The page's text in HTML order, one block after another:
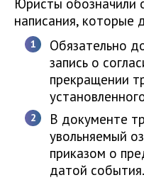
Юристы обозначили
написания,
Обязательно
запись о
прекращении
В документе
увольняемый
приказом о
датой события.